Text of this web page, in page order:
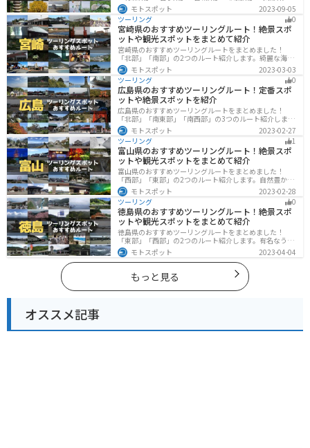
「福島県」の各県の観光地紹介します。自然豊かな山々
や湖、温泉地が点在し、四季折々の景色を楽しめるスポ
ットが多数あります。バイクで東北にツーリングに行く
際は参考にしてください。
モトスポット
2023-09-05
ツーリング
0
宮崎県のおすすめツーリングルート！絶景スポ
ットや観光スポットをまとめて紹介
宮崎県のおすすめツーリングルートをまとめました！
「北部」「南部」の2つのルート紹介します。綺麗な海岸
線が特徴的な海・自然豊かな山・趣のある神社を満喫す
るツーリングができます。バイクで宮崎県にツーリング
に行く際は参考にしてください。
モトスポット
2023-03-03
ツーリング
0
広島県のおすすめツーリングルート！定番スポ
ットや絶景スポットを紹介
広島県のおすすめツーリングルートをまとめました！
「北部」「南東部」「南西部」の3つのルート紹介しま
す。自然豊かな山と海だけでなく、歴史的価値のある建
造物も多数あるので、飽きることなくツーリングを堪能
できます。バイクで広島県にツーリングに行く際は参考
にしてください。
モトスポット
2023-02-27
ツーリング
1
富山県のおすすめツーリングルート！絶景スポ
ットや観光スポットをまとめて紹介
富山県のおすすめツーリングルートをまとめました！
「西部」「東部」の2つのルート紹介します。自然豊かな
山と海、温泉が充実しており、美術館などもあるので、
自然を満喫するツーリングができます。バイクで富山県
にツーリングに行く際は参考にしてください。
モトスポット
2023-02-28
ツーリング
0
徳島県のおすすめツーリングルート！絶景スポ
ットや観光スポットをまとめて紹介
徳島県のおすすめツーリングルートをまとめました！
「東部」「西部」の2つのルート紹介します。有名なうず
しおや山を中心とした自然豊かなスポットが多数ありま
す。バイクで徳島県にツーリングに行く際は参考にして
ください。
モトスポット 2023-04-04
もっと見る
オススメ記事